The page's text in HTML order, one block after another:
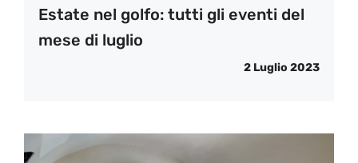
Estate nel golfo: tutti gli eventi del
mese di luglio
2 Luglio 2023